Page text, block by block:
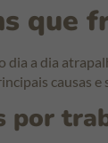
que
dia a dia
causas
por